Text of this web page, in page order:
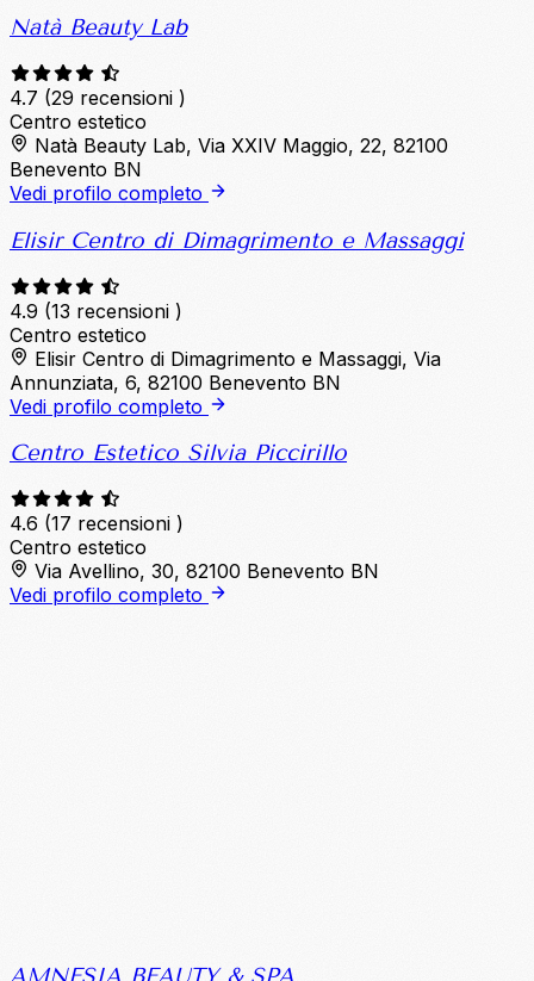
Natà Beauty Lab
4.7 (29 recensioni )
Centro estetico
Natà Beauty Lab, Via XXIV Maggio, 22, 82100
Benevento BN
Vedi profilo completo
Elisir Centro di Dimagrimento e Massaggi
4.9 (13 recensioni )
Centro estetico
Elisir Centro di Dimagrimento e Massaggi, Via
Annunziata, 6, 82100 Benevento BN
Vedi profilo completo
Centro Estetico Silvia Piccirillo
4.6 (17 recensioni )
Centro estetico
Via Avellino, 30, 82100 Benevento BN
Vedi profilo completo